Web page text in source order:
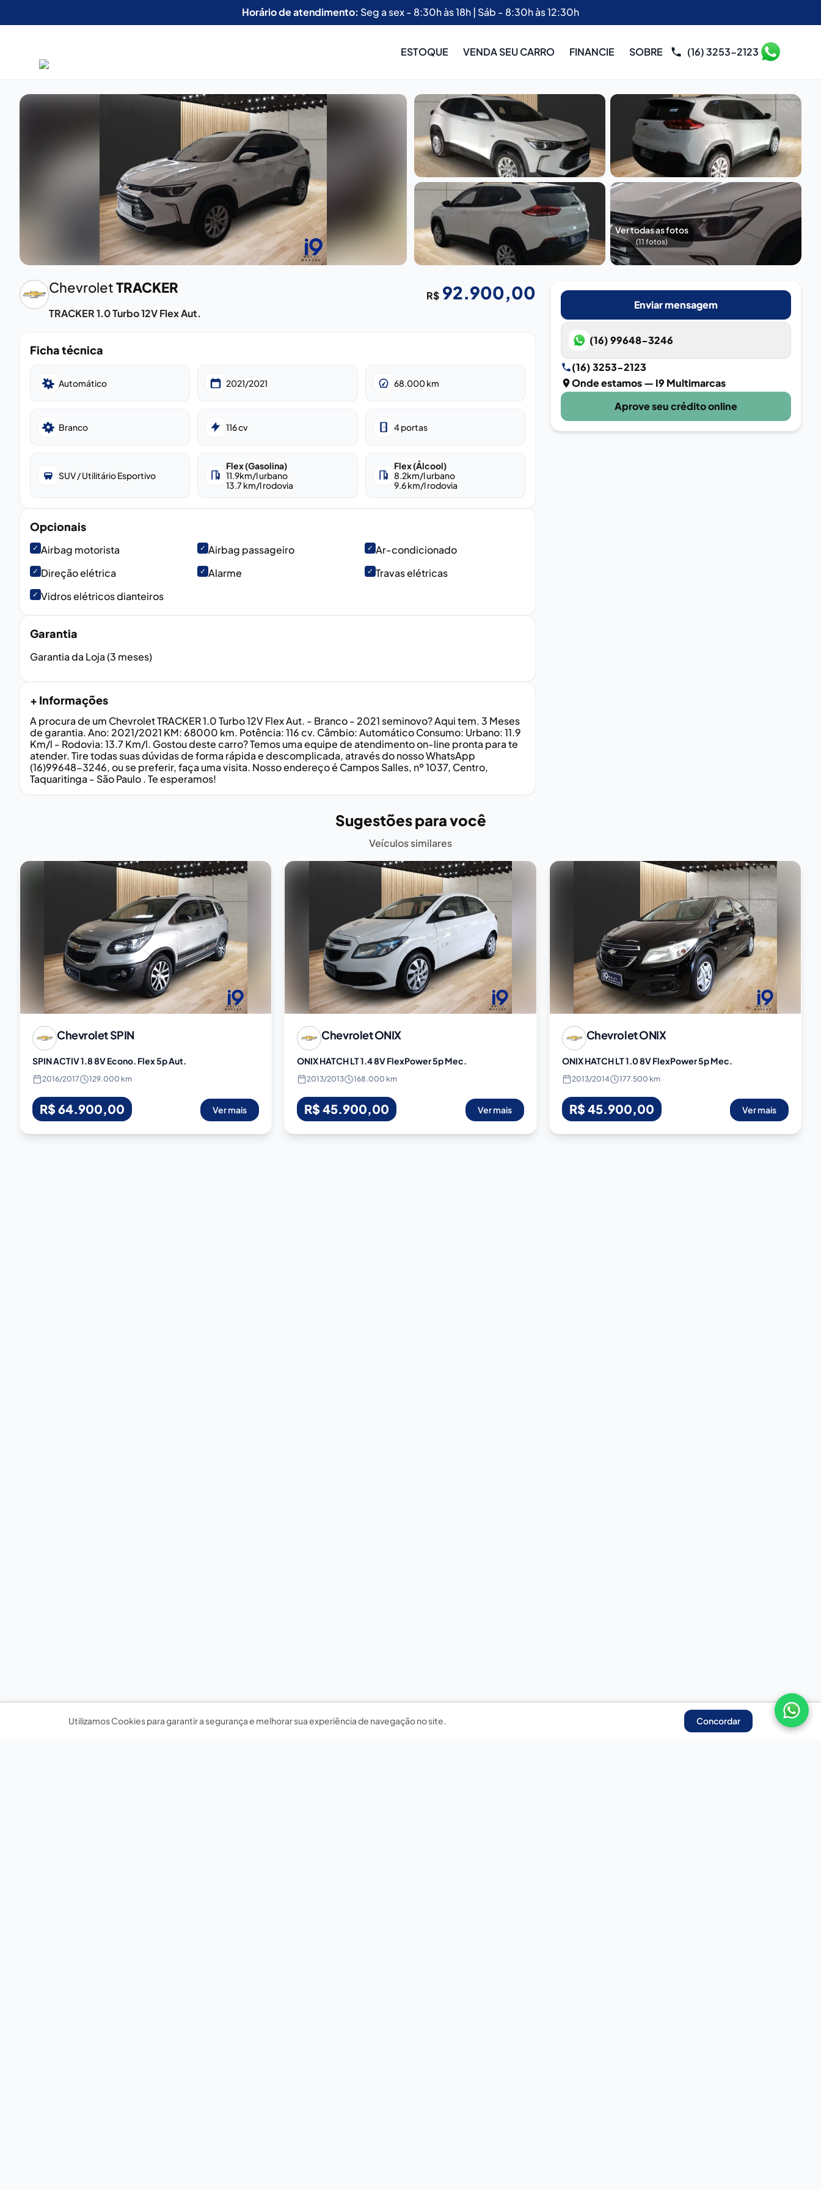
Horário de atendimento: Seg a sex - 8:30h às 18h | Sáb - 8:30h às 12:30h
ESTOQUE VENDA SEU CARRO FINANCIE SOBRE (16) 3253-2123
Ver todas as fotos
(11 fotos)
ChevroletTRACKER
TRACKER 1.0 Turbo 12V Flex Aut.
R$ 92.900,00
Ficha técnica
Automático 2021/2021 68.000km
Branco 116cv 4portas
SUV / Utilitário Esportivo
Flex (Gasolina)
11.9km/l urbano
13.7 km/l rodovia
Flex (Álcool)
8.2km/l urbano
9.6km/l rodovia
Opcionais
✓ Airbag motorista ✓ Airbag passageiro ✓ Ar-condicionado
✓ Direção elétrica ✓ Alarme ✓ Travas elétricas
✓ Vidros elétricos dianteiros
Garantia
Garantia da Loja (3 meses)
+ Informações
A procura de um Chevrolet TRACKER 1.0 Turbo 12V Flex Aut. - Branco - 2021 seminovo? Aqui tem. 3 Meses
de garantia. Ano: 2021/2021 KM: 68000 km. Potência: 116 cv. Câmbio: Automático Consumo: Urbano: 11.9
Km/l - Rodovia: 13.7 Km/l. Gostou deste carro? Temos uma equipe de atendimento on-line pronta para te
atender. Tire todas suas dúvidas de forma rápida e descomplicada, através do nosso WhatsApp
(16)99648-3246, ou se preferir, faça uma visita. Nosso endereço é Campos Salles, nº 1037, Centro,
Taquaritinga - São Paulo . Te esperamos!
Enviar mensagem
(16) 99648-3246
(16) 3253-2123
Onde estamos— I9 Multimarcas
Aprove seu crédito online
Sugestões para você
Veículos similares
ChevroletSPIN
SPIN ACTIV 1.8 8V Econo. Flex 5p Aut.
2016/2017 129.000 km
R$ 64.900,00 Ver mais
ChevroletONIX
ONIX HATCH LT 1.4 8V FlexPower 5p Mec.
2013/2013 168.000 km
R$ 45.900,00 Ver mais
ChevroletONIX
ONIX HATCH LT 1.0 8V FlexPower 5p Mec.
2013/2014 177.500 km
R$ 45.900,00 Ver mais
Utilizamos Cookies para garantir a segurança e melhorar sua experiência de navegação no site. Concordar